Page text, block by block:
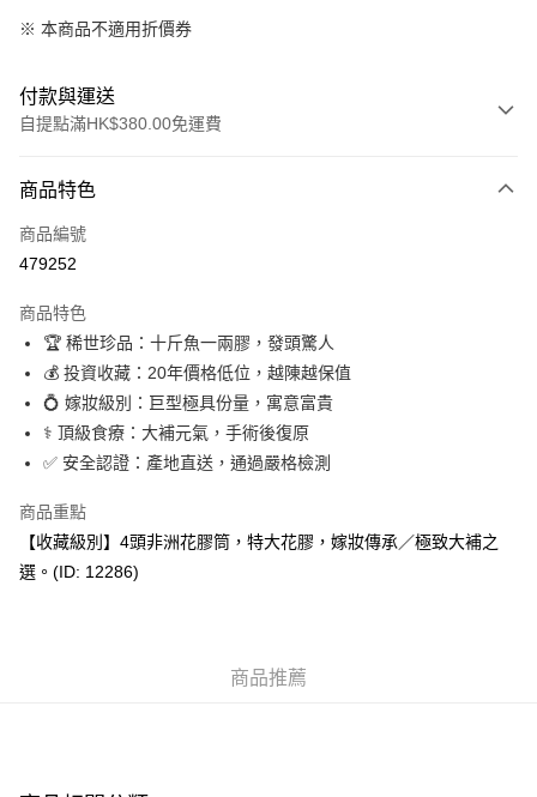
※ 本商品不適用折價券
付款與運送
自提點滿HK$380.00免運費
信用卡
Apple Pay
AlipayHK
PayMe
WeChat Pay
BoC Pay
其他轉帳方式
相關說明
轉數快識別碼(FPS ID)：4042362 中國銀行戶口：012-875-1-240680-7 匯
物流公司會改派其他自取點或其他配送方式。)
商品特色
商品編號
479252
商品特色
🏆 稀世珍品：十斤魚一兩膠，發頭驚人
💰 投資收藏：20年價格低位，越陳越保值
💍 嫁妝級別：巨型極具份量，寓意富貴
⚕️ 頂級食療：大補元氣，手術後復原
✅ 安全認證：產地直送，通過嚴格檢測
商品重點
【收藏級別】4頭非洲花膠筒，特大花膠，嫁妝傳承／極致大補之
選。(ID: 12286)
商品推薦